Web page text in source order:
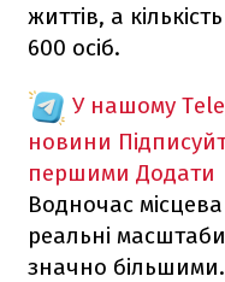
життів, а
600 осіб.
У нашому
новини
першими Додати
Водночас
реальні
значно більшими.